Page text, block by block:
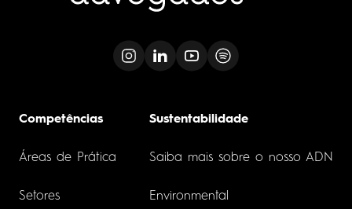
Competências
Áreas de Prática
Setores
Sustentabilidade
Saiba mais sobre o nosso ADN
Environmental